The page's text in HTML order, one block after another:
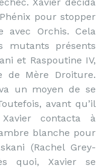
pour stopper
avec Orchis. Cela
mutants présents
et Raspoutine IV,
de Mère Droiture.
un moyen de se
avant qu’il
contacta à
blanche pour
(Rachel Grey-
quoi, Xavier se